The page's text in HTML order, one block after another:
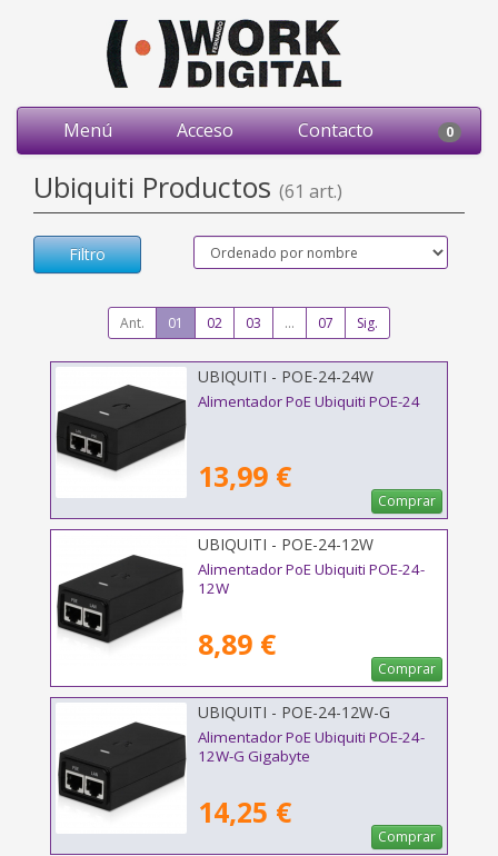
Menú Acceso Contacto 0
Ubiquiti Productos (61 art.)
Filtro
Ant. 01 02 03 ... 07 Sig.
UBIQUITI - POE-24-24W
Alimentador PoE Ubiquiti POE-24
13,99 €
Comprar
UBIQUITI - POE-24-12W
Alimentador PoE Ubiquiti POE-24-
12W
8,89 €
Comprar
UBIQUITI - POE-24-12W-G
Alimentador PoE Ubiquiti POE-24-
12W-G Gigabyte
14,25 €
Comprar